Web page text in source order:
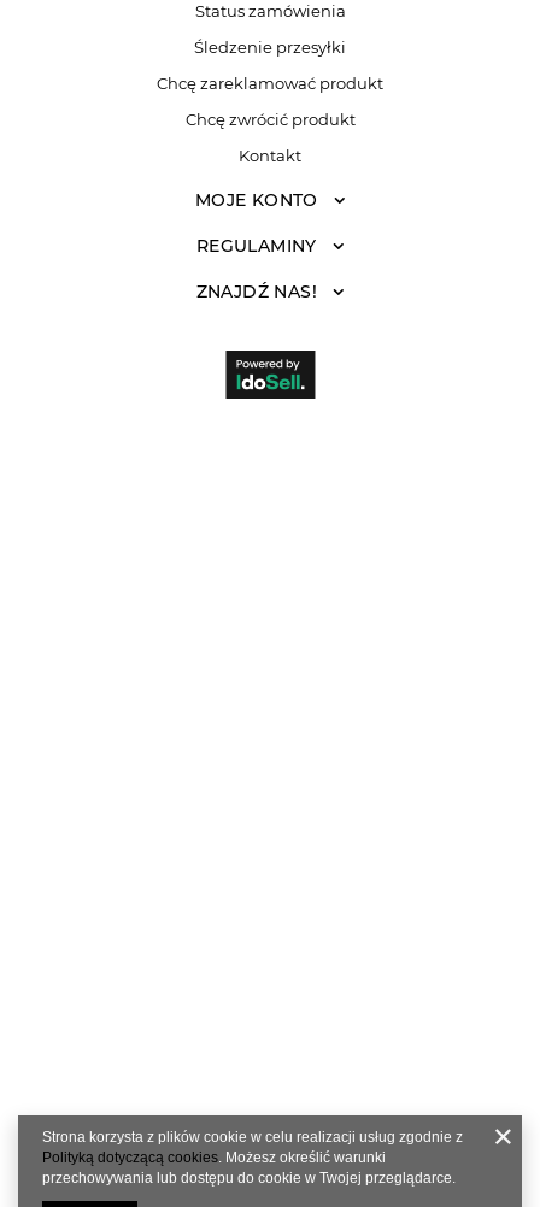
Status zamówienia
Śledzenie przesyłki
Chcę zareklamować produkt
Chcę zwrócić produkt
Kontakt
MOJE KONTO
REGULAMINY
ZNAJDŹ NAS!
Strona korzysta z plików cookie w celu realizacji usług zgodnie z
Polityką dotyczącą cookies. Możesz określić warunki
przechowywania lub dostępu do cookie w Twojej przeglądarce.